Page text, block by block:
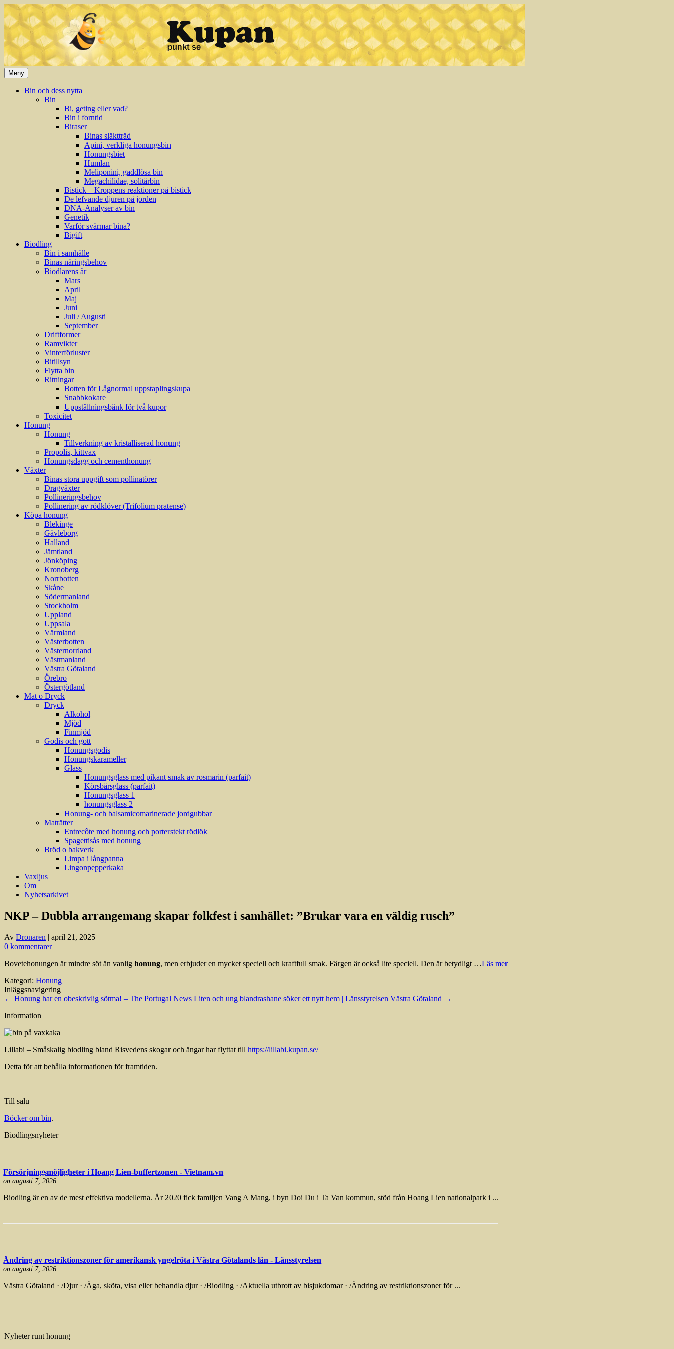
Hoppa
till
innehåll
Meny
Bin och dess nytta
Bin
Bi, geting eller vad?
Bin i forntid
Biraser
Binas släktträd
Apini, verkliga honungsbin
Honungsbiet
Humlan
Meliponini, gaddlösa bin
Megachilidae, solitärbin
Bistick – Kroppens reaktioner på bistick
De lefvande djuren på jorden
DNA-Analyser av bin
Genetik
Varför svärmar bina?
Bigift
Biodling
Bin i samhälle
Binas näringsbehov
Biodlarens år
Mars
April
Maj
Juni
Juli / Augusti
September
Driftformer
Ramvikter
Vinterförluster
Bitillsyn
Flytta bin
Ritningar
Botten för Lågnormal uppstaplingskupa
Snabbkokare
Uppställningsbänk för två kupor
Toxicitet
Honung
Honung
Tillverkning av kristalliserad honung
Propolis, kittvax
Honungsdagg och cementhonung
Växter
Binas stora uppgift som pollinatörer
Dragväxter
Pollineringsbehov
Pollinering av rödklöver (Trifolium pratense)
Köpa honung
Blekinge
Gävleborg
Halland
Jämtland
Jönköping
Kronoberg
Norrbotten
Skåne
Södermanland
Stockholm
Uppland
Uppsala
Värmland
Västerbotten
Västernorrland
Västmanland
Västra Götaland
Örebro
Östergötland
Mat o Dryck
Dryck
Alkohol
Mjöd
Finmjöd
Godis och gott
Honungsgodis
Honungskarameller
Glass
Honungsglass med pikant smak av rosmarin (parfait)
Körsbärsglass (parfait)
Honungsglass 1
honungsglass 2
Honung- och balsamicomarinerade jordgubbar
Maträtter
Entrecôte med honung och porterstekt rödlök
Spagettisås med honung
Bröd o bakverk
Limpa i långpanna
Lingonpepperkaka
Vaxljus
Om
Nyhetsarkivet
NKP – Dubbla arrangemang skapar folkfest i samhället: ”Brukar vara en väldig rusch”
Av Dronaren | april 21, 2025
0 kommentarer
Bovetehonungen är mindre söt än vanlig honung, men erbjuder en mycket speciell och kraftfull smak. Färgen är också lite speciell. Den är betydligt …Läs mer
Kategori: Honung
Inläggsnavigering
← Honung har en obeskrivlig sötma! – The Portugal News Liten och ung blandrashane söker ett nytt hem | Länsstyrelsen Västra Götaland →
Information
Lillabi – Småskalig biodling bland Risvedens skogar och ängar har flyttat till https://lillabi.kupan.se/
Detta för att behålla informationen för framtiden.
Till salu
Böcker om bin.
Biodlingsnyheter
Försörjningsmöjligheter i Hoang Lien-buffertzonen - Vietnam.vn
on augusti 7, 2026
Biodling är en av de mest effektiva modellerna. År 2020 fick familjen Vang A Mang, i byn Doi Du i Ta Van kommun, stöd från Hoang Lien nationalpark i ...
Ändring av restriktionszoner för amerikansk yngelröta i Västra Götalands län - Länsstyrelsen
on augusti 7, 2026
Västra Götaland · /Djur · /Äga, sköta, visa eller behandla djur · /Biodling · /Aktuella utbrott av bisjukdomar · /Ändring av restriktionszoner för ...
Nyheter runt honung